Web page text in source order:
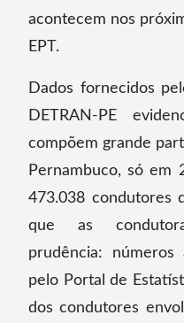
acontecem nos
EPT.
Dados fornecidos
DETRAN-PE
compõem grande
Pernambuco, só em
473.038 condutores
que as
prudência:
pelo Portal de
dos condutores